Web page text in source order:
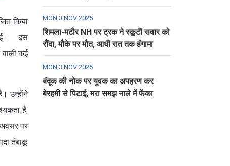
किया
गई। इस
कई
उन्होंने
है,
पर
तंबाकू
MON,3 NOV 2025
शिमला-मटौर NH पर ट्रक ने स्कूटी सवार को
रौंदा, मौके पर मौत, आधी रात तक हंगामा
MON,3 NOV 2025
बंदूक की नोक पर युवक का अपहरण कर
बेरहमी से पिटाई, मरा समझ नाले में फेंका